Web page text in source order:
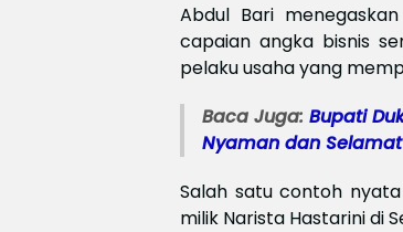
Abdul Bari
capaian angka bisnis
pelaku usaha yang
Baca Juga: Bupati
Nyaman dan Selamat
Salah satu contoh
milik Narista Hastarini di